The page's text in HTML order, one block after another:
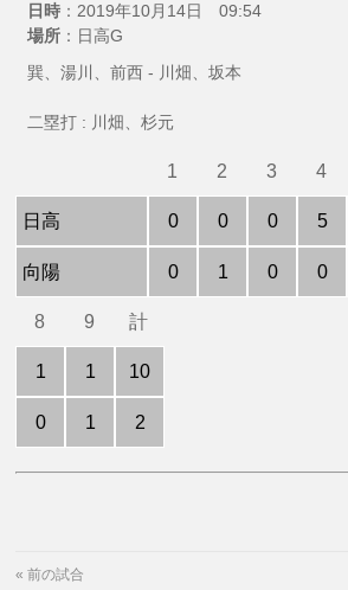
日時 ：2019年10月14日 09:54
場所 ：日高G
巽、湯川、前西 - 川畑、坂本
二塁打 : 川畑、杉元
日高
向陽
1
0
0
2
0
1
3
0
0
4
5
0
8
1
0
9
1
1
計
10
2
«前の試合